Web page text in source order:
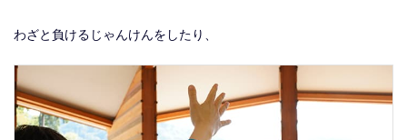
わざと負けるじゃんけんをしたり、